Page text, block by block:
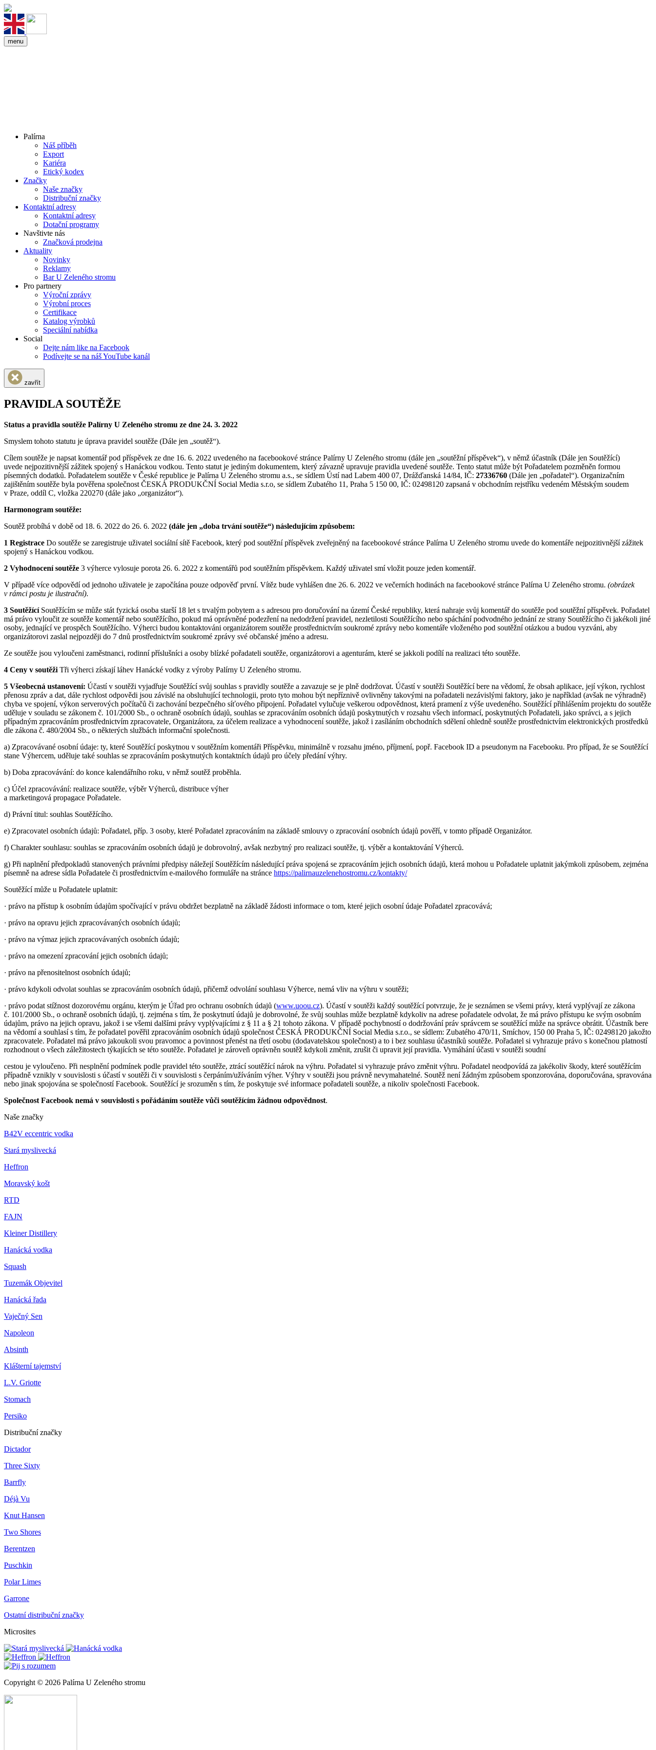
menu
Palírna
Náš příběh
Export
Kariéra
Etický kodex
Značky
Naše značky
Distribuční značky
Kontaktní adresy
Kontaktní adresy
Dotační programy
Navštivte nás
Značková prodejna
Aktuality
Novinky
Reklamy
Bar U Zeleného stromu
Pro partnery
Výroční zprávy
Výrobní proces
Certifikace
Katalog výrobků
Speciální nabídka
Social
Dejte nám like na Facebook
Podívejte se na náš YouTube kanál
zavřít
PRAVIDLA SOUTĚŽE
Status a pravidla soutěže Palírny U Zeleného stromu ze dne 24. 3. 2022
Smyslem tohoto statutu je úprava pravidel soutěže (Dále jen „soutěž“).
Cílem soutěže je napsat komentář pod příspěvek ze dne 16. 6. 2022 uvedeného na facebookové stránce Palírny U Zeleného stromu (dále jen „soutěžní příspěvek“), v němž účastník (Dále jen Soutěžící)
uvede nejpozitivnější zážitek spojený s Hanáckou vodkou. Tento statut je jediným dokumentem, který závazně upravuje pravidla uvedené soutěže. Tento statut může být Pořadatelem pozměněn formou
písemných dodatků. Pořadatelem soutěže v České republice je Palírna U Zeleného stromu a.s., se sídlem Ústí nad Labem 400 07, Drážďanská 14/84, IČ: 27336760 (Dále jen „pořadatel“). Organizačním
zajištěním soutěže byla pověřena společnost ČESKÁ PRODUKČNÍ Social Media s.r.o, se sídlem Zubatého 11, Praha 5 150 00, IČ: 02498120 zapsaná v obchodním rejstříku vedeném Městským soudem
v Praze, oddíl C, vložka 220270 (dále jako „organizátor“).
Harmonogram soutěže:
Soutěž probíhá v době od 18. 6. 2022 do 26. 6. 2022 (dále jen „doba trvání soutěže“) následujícím způsobem:
1 Registrace Do soutěže se zaregistruje uživatel sociální sítě Facebook, který pod soutěžní příspěvek zveřejněný na facebookové stránce Palírna U Zeleného stromu uvede do komentáře nejpozitivnější zážitek
spojený s Hanáckou vodkou.
2 Vyhodnocení soutěže 3 výherce vylosuje porota 26. 6. 2022 z komentářů pod soutěžním příspěvkem. Každý uživatel smí vložit pouze jeden komentář.
V případě více odpovědí od jednoho uživatele je započítána pouze odpověď první. Vítěz bude vyhlášen dne 26. 6. 2022 ve večerních hodinách na facebookové stránce Palírna U Zeleného stromu. (obrázek
v rámci postu je ilustrační).
3 Soutěžící Soutěžícím se může stát fyzická osoba starší 18 let s trvalým pobytem a s adresou pro doručování na území České republiky, která nahraje svůj komentář do soutěže pod soutěžní příspěvek. Pořadatel
má právo vyloučit ze soutěže komentář nebo soutěžícího, pokud má oprávněné podezření na nedodržení pravidel, nezletilosti Soutěžícího nebo spáchání podvodného jednání ze strany Soutěžícího či jakékoli jiné
osoby, jednající ve prospěch Soutěžícího. Výherci budou kontaktováni organizátorem soutěže prostřednictvím soukromé zprávy nebo komentáře vloženého pod soutěžní otázkou a budou vyzváni, aby
organizátorovi zaslal nejpozději do 7 dnů prostřednictvím soukromé zprávy své občanské jméno a adresu.
Ze soutěže jsou vyloučeni zaměstnanci, rodinní příslušníci a osoby blízké pořadateli soutěže, organizátorovi a agenturám, které se jakkoli podílí na realizaci této soutěže.
4 Ceny v soutěži Tři výherci získají láhev Hanácké vodky z výroby Palírny U Zeleného stromu.
5 Všeobecná ustanovení: Účastí v soutěži vyjadřuje Soutěžící svůj souhlas s pravidly soutěže a zavazuje se je plně dodržovat. Účastí v soutěži Soutěžící bere na vědomí, že obsah aplikace, její výkon, rychlost
přenosu zpráv a dat, dále rychlost odpovědi jsou závislé na obsluhující technologii, proto tyto mohou být nepříznivě ovlivněny takovými na pořadateli nezávislými faktory, jako je například (avšak ne výhradně)
chyba ve spojení, výkon serverových počítačů či zachování bezpečného síťového připojení. Pořadatel vylučuje veškerou odpovědnost, která pramení z výše uvedeného. Soutěžící přihlášením projektu do soutěže
uděluje v souladu se zákonem č. 101/2000 Sb., o ochraně osobních údajů, souhlas se zpracováním osobních údajů poskytnutých v rozsahu všech informací, poskytnutých Pořadateli, jako správci, a s jejich
případným zpracováním prostřednictvím zpracovatele, Organizátora, za účelem realizace a vyhodnocení soutěže, jakož i zasíláním obchodních sdělení ohledně soutěže prostřednictvím elektronických prostředků
dle zákona č. 480/2004 Sb., o některých službách informační společnosti.
a) Zpracovávané osobní údaje: ty, které Soutěžící poskytnou v soutěžním komentáři Příspěvku, minimálně v rozsahu jméno, příjmení, popř. Facebook ID a pseudonym na Facebooku. Pro případ, že se Soutěžící
stane Výhercem, uděluje také souhlas se zpracováním poskytnutých kontaktních údajů pro účely předání výhry.
b) Doba zpracovávání: do konce kalendářního roku, v němž soutěž proběhla.
c) Účel zpracovávání: realizace soutěže, výběr Výherců, distribuce výher
a marketingová propagace Pořadatele.
d) Právní titul: souhlas Soutěžícího.
e) Zpracovatel osobních údajů: Pořadatel, příp. 3 osoby, které Pořadatel zpracováním na základě smlouvy o zpracování osobních údajů pověří, v tomto případě Organizátor.
f) Charakter souhlasu: souhlas se zpracováním osobních údajů je dobrovolný, avšak nezbytný pro realizaci soutěže, tj. výběr a kontaktování Výherců.
g) Při naplnění předpokladů stanovených právními předpisy náležejí Soutěžícím následující práva spojená se zpracováním jejich osobních údajů, která mohou u Pořadatele uplatnit jakýmkoli způsobem, zejména
písemně na adrese sídla Pořadatele či prostřednictvím e-mailového formuláře na stránce https://palirnauzelenehostromu.cz/kontakty/
Soutěžící může u Pořadatele uplatnit:
· právo na přístup k osobním údajům spočívající v právu obdržet bezplatně na základě žádosti informace o tom, které jejich osobní údaje Pořadatel zpracovává;
· právo na opravu jejich zpracovávaných osobních údajů;
· právo na výmaz jejich zpracovávaných osobních údajů;
· právo na omezení zpracování jejich osobních údajů;
· právo na přenositelnost osobních údajů;
· právo kdykoli odvolat souhlas se zpracováním osobních údajů, přičemž odvolání souhlasu Výherce, nemá vliv na výhru v soutěži;
· právo podat stížnost dozorovému orgánu, kterým je Úřad pro ochranu osobních údajů (www.uoou.cz). Účastí v soutěži každý soutěžící potvrzuje, že je seznámen se všemi právy, která vyplývají ze zákona
č. 101/2000 Sb., o ochraně osobních údajů, tj. zejména s tím, že poskytnutí údajů je dobrovolné, že svůj souhlas může bezplatně kdykoliv na adrese pořadatele odvolat, že má právo přístupu ke svým osobním
údajům, právo na jejich opravu, jakož i se všemi dalšími právy vyplývajícími z § 11 a § 21 tohoto zákona. V případě pochybností o dodržování práv správcem se soutěžící může na správce obrátit. Účastník bere
na vědomí a souhlasí s tím, že pořadatel pověřil zpracováním osobních údajů společnost ČESKÁ PRODUKČNÍ Social Media s.r.o., se sídlem: Zubatého 470/11, Smíchov, 150 00 Praha 5, IČ: 02498120 jakožto
zpracovatele. Pořadatel má právo jakoukoli svou pravomoc a povinnost přenést na třetí osobu (dodavatelskou společnost) a to i bez souhlasu účastníků soutěže. Pořadatel si vyhrazuje právo s konečnou platností
rozhodnout o všech záležitostech týkajících se této soutěže. Pořadatel je zároveň oprávněn soutěž kdykoli změnit, zrušit či upravit její pravidla. Vymáhání účasti v soutěži soudní
cestou je vyloučeno. Při nesplnění podmínek podle pravidel této soutěže, ztrácí soutěžící nárok na výhru. Pořadatel si vyhrazuje právo změnit výhru. Pořadatel neodpovídá za jakékoliv škody, které soutěžícím
případně vznikly v souvislosti s účastí v soutěži či v souvislosti s čerpáním/užíváním výher. Výhry v soutěži jsou právně nevymahatelné. Soutěž není žádným způsobem sponzorována, doporučována, spravována
nebo jinak spojována se společností Facebook. Soutěžící je srozuměn s tím, že poskytuje své informace pořadateli soutěže, a nikoliv společnosti Facebook.
Společnost Facebook nemá v souvislosti s pořádáním soutěže vůči soutěžícím žádnou odpovědnost.
Naše značky
B42V eccentric vodka
Stará myslivecká
Heffron
Moravský košt
RTD
FAJN
Kleiner Distillery
Hanácká vodka
Squash
Tuzemák Objevitel
Hanácká řada
Vaječný Sen
Napoleon
Absinth
Klášterní tajemství
L.V. Griotte
Stomach
Persiko
Distribuční značky
Dictador
Three Sixty
Barrfly
Déjà Vu
Knut Hansen
Two Shores
Berentzen
Puschkin
Polar Limes
Garrone
Ostatní distribuční značky
Microsites
Copyright © 2026 Palírna U Zeleného stromu